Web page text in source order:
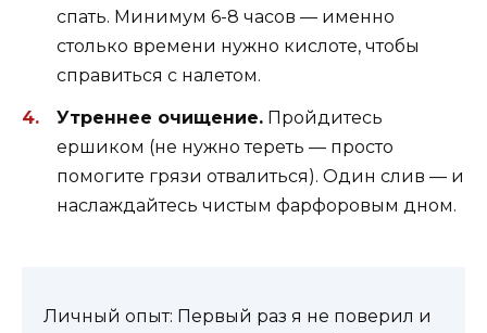
спать. Минимум 6-8 часов — именно
столько времени нужно кислоте, чтобы
справиться с налетом.
Утреннее очищение. Пройдитесь
ершиком (не нужно тереть — просто
помогите грязи отвалиться). Один слив — и
наслаждайтесь чистым фарфоровым дном.
Личный опыт: Первый раз я не поверил и